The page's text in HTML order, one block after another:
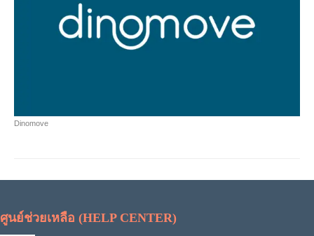
Dinomove
ศูนย์ช่วยเหลือ (HELP CENTER)